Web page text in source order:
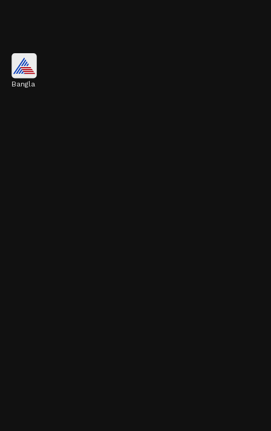
পেট ফাঁপা, বদহজম এবং গ্যাসের মতো সমস্যা দূর
Bangla